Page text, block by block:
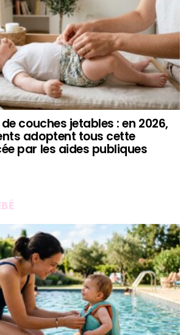
couches jetables : en 2026,
adoptent tous cette
par les aides publiques